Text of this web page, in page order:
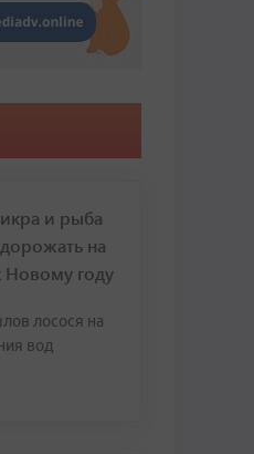
и рыба
на
Новому году
лосося на
вод